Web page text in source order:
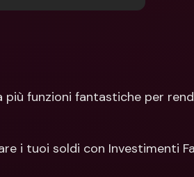
i piani
Pagamenti
Azioni
Conti Bancari
Valute estere
Confronta i piani
funzioni fantastiche per
i tuoi soldi con Investimenti